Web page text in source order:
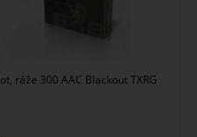
ráže 300 AAC Blackout TXRG